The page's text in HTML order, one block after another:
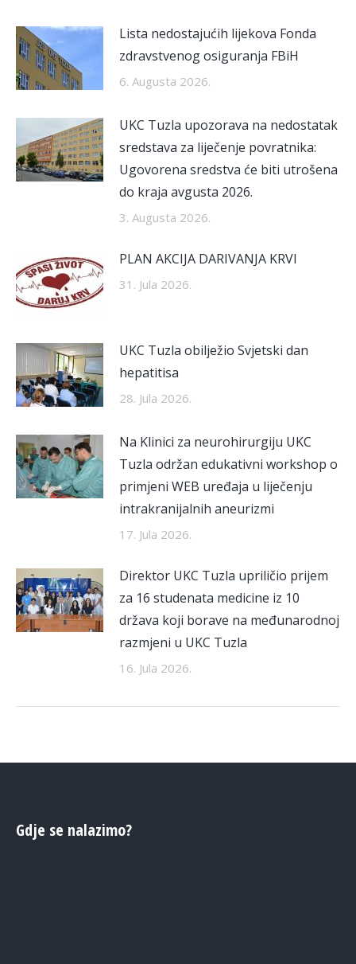
Lista nedostajućih lijekova Fonda
zdravstvenog osiguranja FBiH
6. Augusta 2026.
UKC Tuzla upozorava na nedostatak
sredstava za liječenje povratnika:
Ugovorena sredstva će biti utrošena
do kraja avgusta 2026.
3. Augusta 2026.
PLAN AKCIJA DARIVANJA KRVI
31. Jula 2026.
UKC Tuzla obilježio Svjetski dan
hepatitisa
28. Jula 2026.
Na Klinici za neurohirurgiju UKC
Tuzla održan edukativni workshop o
primjeni WEB uređaja u liječenju
intrakranijalnih aneurizmi
17. Jula 2026.
Direktor UKC Tuzla upriličio prijem
za 16 studenata medicine iz 10
država koji borave na međunarodnoj
razmjeni u UKC Tuzla
16. Jula 2026.
Gdje se nalazimo?